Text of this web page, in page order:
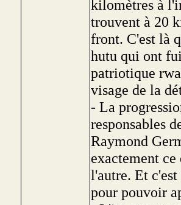
kilomètres à
trouvent à 20
front. C'est là
hutu qui ont
patriotique
visage de la
- La
responsables
Raymond
exactement ce
l'autre. Et c'est
pour pouvoir